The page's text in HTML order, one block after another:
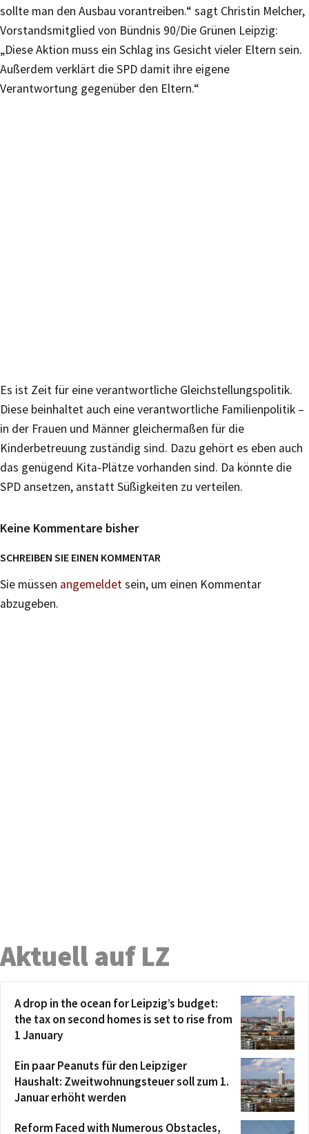
sollte man den Ausbau vorantreiben.“ sagt Christin Melcher,
Vorstandsmitglied von Bündnis 90/Die Grünen Leipzig:
„Diese Aktion muss ein Schlag ins Gesicht vieler Eltern sein.
Außerdem verklärt die SPD damit ihre eigene
Verantwortung gegenüber den Eltern.“
Es ist Zeit für eine verantwortliche Gleichstellungspolitik.
Diese beinhaltet auch eine verantwortliche Familienpolitik –
in der Frauen und Männer gleichermaßen für die
Kinderbetreuung zuständig sind. Dazu gehört es eben auch
das genügend Kita-Plätze vorhanden sind. Da könnte die
SPD ansetzen, anstatt Süßigkeiten zu verteilen.
Keine Kommentare bisher
SCHREIBEN SIE EINEN KOMMENTAR
Sie müssen angemeldetsein, um einen Kommentar
abzugeben.
Aktuell auf LZ
A drop in the ocean for Leipzig’s budget:
the tax on second homes is set to rise from
1 January
Ein paar Peanuts für den Leipziger
Haushalt: Zweitwohnungsteuer soll zum 1.
Januar erhöht werden
Reform Faced with Numerous Obstacles,